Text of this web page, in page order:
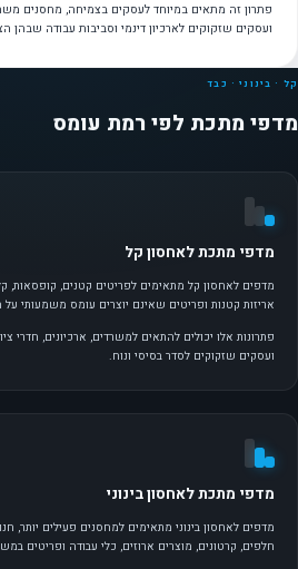
פתרון זה מתאים במיוחד לעסקים בצמיחה, מחסנים
ועסקים שזקוקים לארכיון דינמי וסביבות עבודה שבהן
קל · בינוני · כבד
מדפי מתכת לפי רמת עומס
מדפי מתכת לאחסון קל
מדפים לאחסון קל מתאימים לפריטים קטנים, קופסאות,
אריזות קטנות ופריטים שאינם יוצרים עומס משמעותי
פתרונות אלו יכולים להתאים למשרדים, ארכיונים, חדרי
ועסקים שזקוקים לסדר בסיסי ונוח.
מדפי מתכת לאחסון בינוני
מדפים לאחסון בינוני מתאימים למחסנים פעילים יותר,
חלפים, קרטונים, מוצרים ארוזים, כלי עבודה ופריטים